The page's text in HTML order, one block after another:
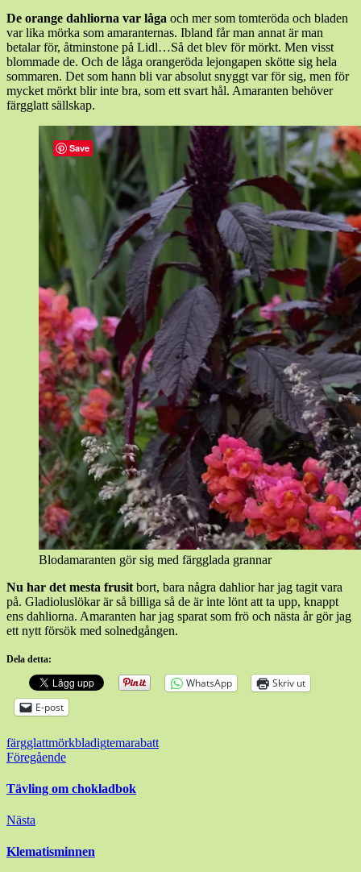
De orange dahliorna var låga och mer som tomteröda och bladen
var lika mörka som amaranternas. Ibland får man annat är man
betalar för, åtminstone på Lidl…Så det blev för mörkt. Men visst
blommade de. Och de låga orangeröda lejongapen skötte sig hela
sommaren. Det som hann bli var absolut snyggt var för sig, men för
mycket mörkt blir inte bra, som ett svart hål. Amaranten behöver
färgglatt sällskap.
Blodamaranten gör sig med färgglada grannar
Nu har det mesta frusit bort, bara några dahlior har jag tagit vara
på. Gladioluslökar är så billiga så de är inte lönt att ta upp, knappt
ens dahliorna. Amaranten har jag sparat som frö och nästa år gör jag
ett nytt försök med solnedgången.
Dela detta:
WhatsApp
Skriv ut
E-post
färgglattmörkbladigtemarabatt
Inläggsnavigering
Föregående
Tävling om chokladbok
Nästa
Klematisminnen
Save